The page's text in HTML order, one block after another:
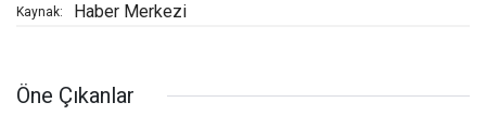
Kaynak: Haber Merkezi
Öne Çıkanlar